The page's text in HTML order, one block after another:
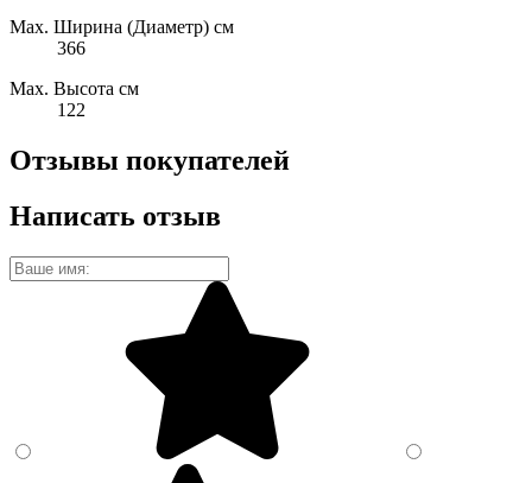
Max. Ширина (Диаметр) см
366
Max. Высота см
122
Отзывы покупателей
Написать отзыв